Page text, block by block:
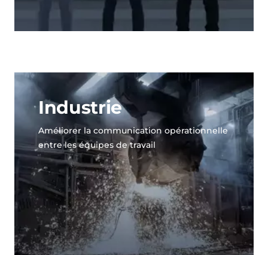
Industrie
Améliorer la communication opérationnelle
entre les équipes de travail